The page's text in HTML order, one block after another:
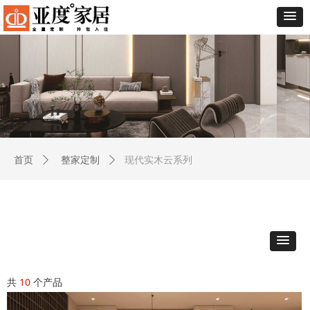
首页 ꄲ 整家定制 ꄲ 现代实木云系列
共 10 个产品